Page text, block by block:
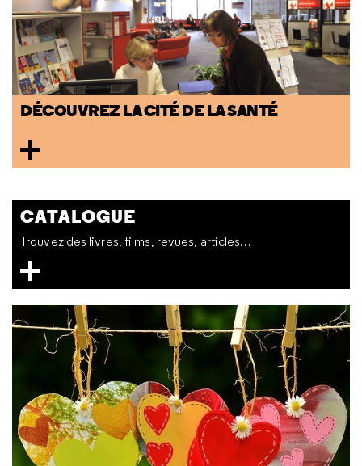
DÉCOUVREZ LA CITÉ DE LA SANTÉ
CATALOGUE
Trouvez des livres, films, revues, articles…